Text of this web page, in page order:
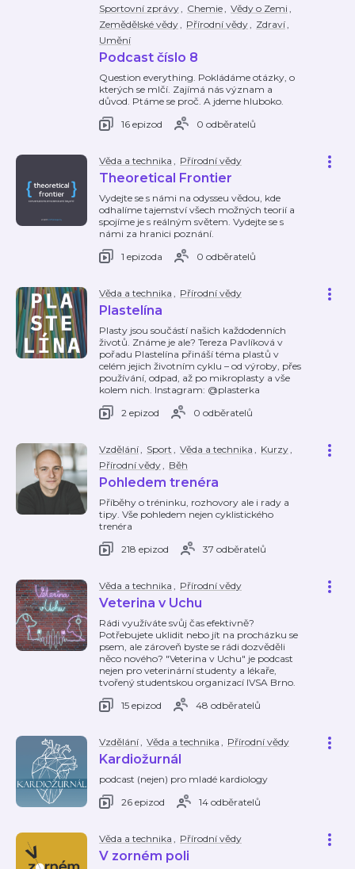
Sportovní zprávy, Chemie, Vědy o Zemi ,
Zemědělské vědy, Přírodní vědy, Zdraví,
Umění
Podcast číslo 8
Question everything. Pokládáme otázky, o
kterých se mlčí. Zajímá nás význam a
důvod. Ptáme se proč. A jdeme hluboko.
16 epizod
0 odběratelů
Věda a technika , Přírodní vědy
Theoretical Frontier
Vydejte se s námi na odysseu vědou, kde
odhalíme tajemství všech možných teorií a
spojíme je s reálným světem. Vydejte se s
námi za hranici poznání.
1 epizoda
0 odběratelů
Věda a technika , Přírodní vědy
Plastelína
Plasty jsou součástí našich každodenních
životů. Známe je ale? Tereza Pavlíková v
pořadu Plastelína přináší téma plastů v
celém jejich životním cyklu – od výroby, přes
používání, odpad, až po mikroplasty a vše
kolem nich. Instagram: @plasterka
2 epizod
0 odběratelů
Vzdělání, Sport , Věda a technika , Kurzy,
Přírodní vědy, Běh
Pohledem trenéra
Příběhy o tréninku, rozhovory ale i rady a
tipy. Vše pohledem nejen cyklistického
trenéra
218 epizod
37 odběratelů
Věda a technika , Přírodní vědy
Veterina v Uchu
Rádi využíváte svůj čas efektivně?
Potřebujete uklidit nebo jít na procházku se
psem, ale zároveň byste se rádi dozvěděli
něco nového? "Veterina v Uchu" je podcast
nejen pro veterinární studenty a lékaře,
tvořený studentskou organizací IVSA Brno.
15 epizod
48 odběratelů
Vzdělání, Věda a technika , Přírodní vědy
Kardiožurnál
podcast (nejen) pro mladé kardiology
26 epizod
14 odběratelů
Věda a technika , Přírodní vědy
V zorném poli